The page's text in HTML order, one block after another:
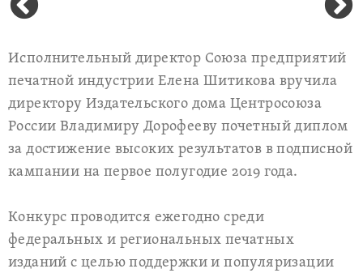
Исполнительный директор Союза предприятий
печатной индустрии Елена Шитикова вручила
директору Издательского дома Центросоюза
России Владимиру Дорофееву почетный диплом
за достижение высоких результатов в подписной
кампании на первое полугодие 2019 года.
Конкурс проводится ежегодно среди
федеральных и региональных печатных
изданий с целью поддержки и популяризации